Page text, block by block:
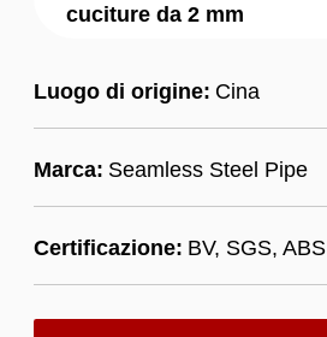
cuciture da 2 mm
Luogo di origine: Cina
Marca: Seamless Steel Pipe
Certificazione: BV, SGS, ABS